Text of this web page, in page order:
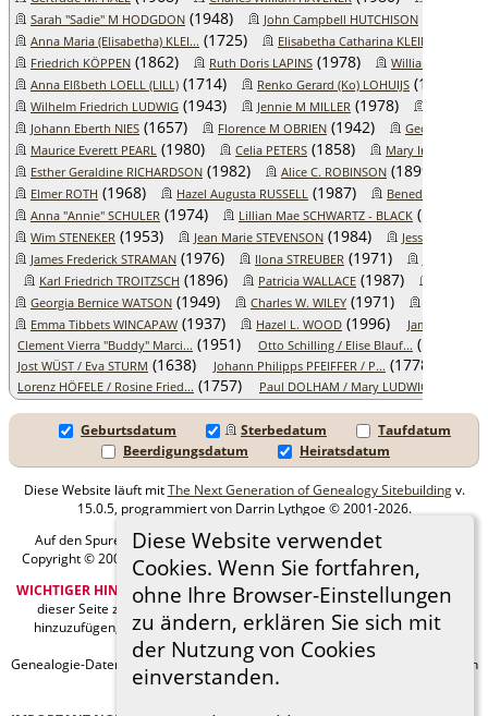
Diese Website verwendet
Cookies. Wenn Sie fortfahren,
ohne Ihre Browser-Einstellungen
zu ändern, erklären Sie sich mit
der Nutzung von Cookies
einverstanden.
Sarah "Sadie" M HODGDON (1948) John Campbell HUTCHISON
Anna Maria (Elisabetha) KLEI... (1725) Elisabetha Catharina KLEIN
Friedrich KÖPPEN (1862) Ruth Doris LAPINS (1978)
William Francis
Anna Elßbeth LOELL (LILL) (1714) Renko Gerard (Ko) LOHUIJS (1985)
Wilhelm Friedrich LUDWIG (1943) Jennie M MILLER (1978)
Johann Eberth NIES (1657) Florence M OBRIEN (1942)
George B
Maurice Everett PEARL (1980) Celia PETERS (1858) Mary Inez PULK
Esther Geraldine RICHARDSON (1982) Alice C. ROBINSON (1899)
Elmer ROTH (1968) Hazel Augusta RUSSELL (1987)
Benedict SCHMITZ
Anna "Annie" SCHULER (1974) Lillian Mae SCHWARTZ - BLACK (1975)
Wim STENEKER (1953) Jean Marie STEVENSON (1984)
Jesse Floyd
James Frederick STRAMAN (1976) Ilona STREUBER (1971)
Karl Friedrich TROITZSCH (1896) Patricia WALLACE (1987)
Georgia Bernice WATSON (1949) Charles W. WILEY (1971)
Emma Tibbets WINCAPAW (1937) Hazel L. WOOD (1996)
James
Clement Vierra "Buddy" Marci... (1951) Otto Schilling / Elise Blauf... (1887)
Jost WÜST / Eva STURM (1638) Johann Philipps PFEIFFER / P... (1778)
Lorenz HÖFELE / Rosine Fried... (1757) Paul DOLHAM / Mary LUDWIG
Geburtsdatum Sterbedatum
Taufdatum
Beerdigungsdatum
Heiratsdatum
Diese Website läuft mitThe Next Generation of Genealogy Sitebuildingv.
15.0.5, programmiert von Darrin Lythgoe © 2001-2026.
Auf den Spuren meiner Ahnen - erstellt und betreut vonMIchael Klein
Copyright © 2005-2026 Alle Rechte vorbehalten. |
Datenschutzerklärung
WICHTIGER HINWEIS:Sie sind nicht berechtigt, diese Seite oder Bilder von
dieser Seite zu Ancestry.com oder anderen kommerziellen Websites
hinzuzufügen, ohne mein Urheberrecht und einen URL-Link zu meiner
Website anzugeben.
Genealogie-Daten können sich jederzeit ändern, wenn neue Fakten gefunden
werden.